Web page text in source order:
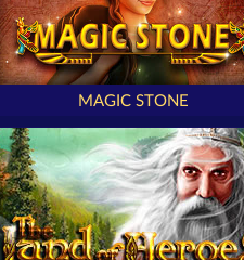
MAGIC STONE